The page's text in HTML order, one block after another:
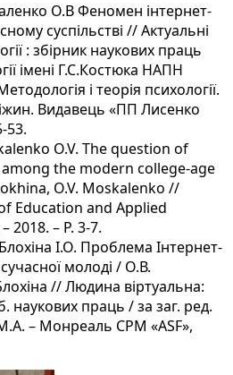
О.В Феномен інтернет-
суспільстві // Актуальні
: збірник наукових праць
імені Г.С.Костюка НАПН
і теорія психології.
Видавець «ПП Лисенко
53.
O.V. The question of
the modern college-age
O.V. Moskalenko //
Education and Applied
2018. – Р. 3-7.
І.О. Проблема Інтернет-
молоді / О.В.
// Людина віртуальна:
наукових праць / за заг. ред.
– Монреаль СPM «ASF»,